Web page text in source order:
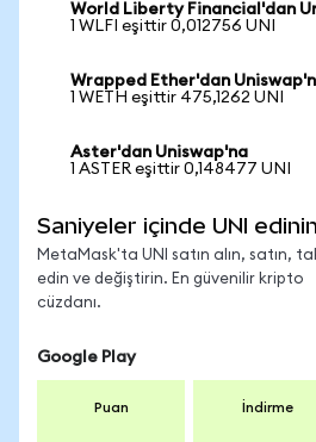
World Liberty Financial'dan
1 WLFI eşittir 0,012756 UNI
Wrapped Ether'dan
1 WETH eşittir 475,1262 UNI
Aster'dan Uniswap'na
1 ASTER eşittir 0,148477 UNI
Saniyeler içinde UNI edinin
MetaMask'ta UNI satın alın, satın,
edin ve değiştirin. En güvenilir kripto
cüzdanı.
Google Play
Puan İndirme